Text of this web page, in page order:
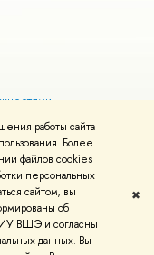
работы сайта
Более
файлов cookies
персональных
сайтом, вы
об
ВШЭ и согласны
данных. Вы
✖
Условия использования
Карта сайта